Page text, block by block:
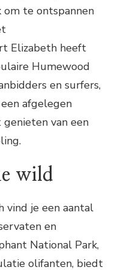
te ontspannen
Elizabeth heeft
Humewood
en surfers,
afgelegen
van een
wild
vind je een aantal
en
National Park,
olifanten, biedt